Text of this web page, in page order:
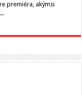
premiéra, akýmsi